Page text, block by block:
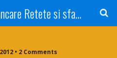
Restaurant si Mancare Retete si sfaturi Picant bun si rapid
• 2 Comments